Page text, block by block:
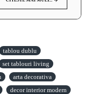
tablou dublu
set tablouri living
arta decorativa
decor interior modern